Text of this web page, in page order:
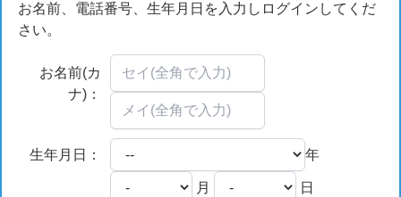
お名前、電話番号、生年月日を入力しログインしてくだ
さい。
お名前(カ
ナ)：
生年月日： 年
月 日